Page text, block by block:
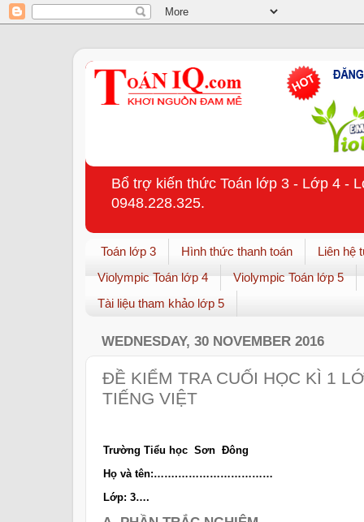
Bổ trợ kiến thức Toán lớp 3 - Lớp 4 -
0948.228.325.
Toán lớp 3 Hình thức thanh toán
Liên hệ
Violympic Toán lớp 4
Violympic Toán lớp 5
Tài liệu tham khảo lớp 5
WEDNESDAY, 30 NOVEMBER 2016
ĐỀ KIỂM TRA CUỐI HỌC KÌ 1
TIẾNG VIỆT
Trường Tiểu học Sơn Đông
Họ và tên:…….………………………
Lớp: 3….